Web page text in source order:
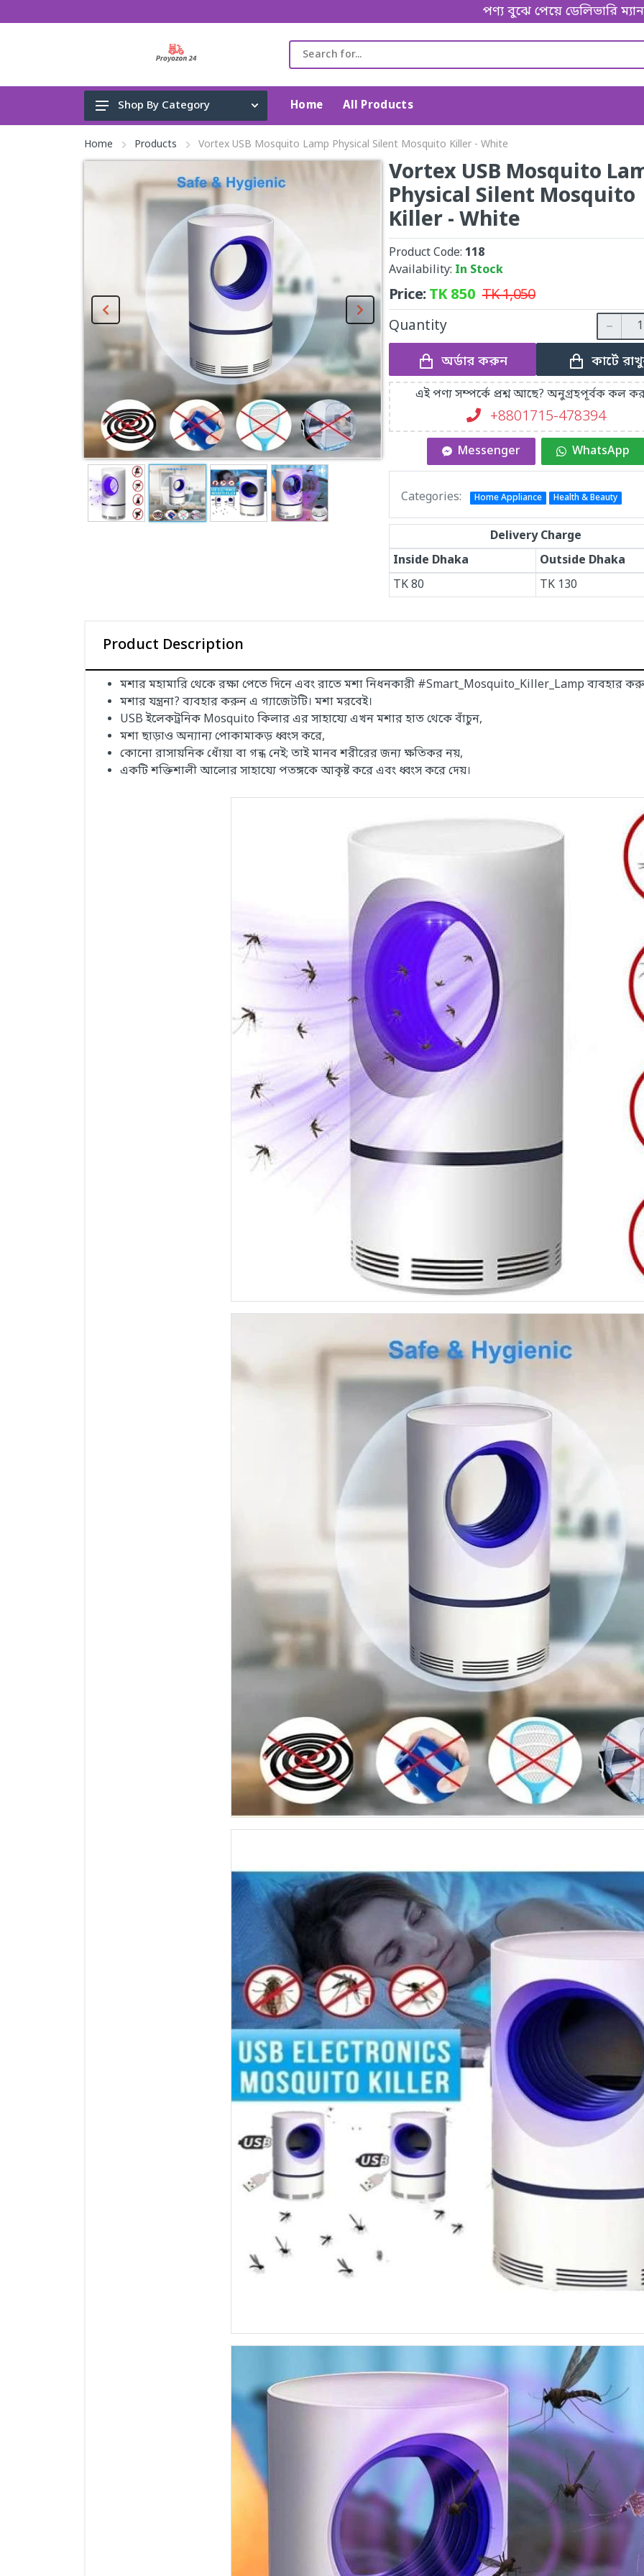
পণ্য বুঝে পেয়ে ডেলিভারি ম্যানকে
Gadget & Electronics
Cleaning Supplies
Toys, Kids & Baby
Home Appliance
Fashion & Lifestyle
Health & Beauty
View All Categories
Shop By Category Home All Products
Home Products Vortex USB Mosquito Lamp Physical Silent Mosquito Killer - White
Vortex USB Mosquito
Physical Silent Mosquito
Killer - White
Product Code: 118
Availability: In Stock
Price:TK850 TK1,050
Quantity
অর্ডার করুন কার্টে
এই পণ্য সম্পর্কে প্রশ্ন আছে? অনুগ্রহপূর্বক কল
+8801715-478394
Messenger WhatsApp
Categories: Home Appliance Health & Beauty
Delivery Charge
Inside Dhaka
Outside Dhaka
TK80 TK 130
Product Description
মশার মহামারি থেকে রক্ষা পেতে দিনে এবং রাতে মশা নিধনকারী #Smart_Mosquito_Killer_Lamp ব্যবহার
মশার যন্ত্রনা? ব্যবহার করুন এ গ্যাজেটটি। মশা মরবেই।
USB ইলেকট্রনিক Mosquito কিলার এর সাহায্যে এখন মশার হাত থেকে বাঁচুন,
মশা ছাড়াও অন্যান্য পোকামাকড় ধ্বংস করে,
কোনো রাসায়নিক ধোঁয়া বা গন্ধ নেই; তাই মানব শরীরের জন্য ক্ষতিকর নয়,
একটি শক্তিশালী আলোর সাহায্যে পতঙ্গকে আকৃষ্ট করে এবং ধ্বংস করে দেয়।